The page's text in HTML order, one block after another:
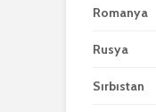
Romanya
Rusya
Sırbıstan